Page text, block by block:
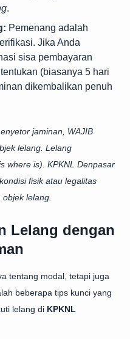
.
Pemenang adalah
Jika Anda
sisa pembayaran
(biasanya 5 hari
dikembalikan penuh
jaminan, WAJIB
lelang. Lelang
where is). KPKNL Denpasar
fisik atau legalitas
lelang.
Lelang dengan
tentang modal, tetapi juga
beberapa tips kunci yang
lelang di KPKNL